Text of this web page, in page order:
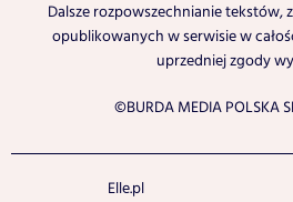
Dalsze rozpowszechnianie tekstów,
opublikowanych w serwisie w
uprzedniej zgody
©BURDA MEDIA POLSKA
Elle.pl